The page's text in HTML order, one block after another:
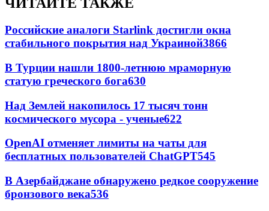
ЧИТАЙТЕ ТАКЖЕ
Российские аналоги Starlink достигли окна
стабильного покрытия над Украиной3866
В Турции нашли 1800-летнюю мраморную
статую греческого бога630
Над Землей накопилось 17 тысяч тонн
космического мусора - ученые622
OpenAI отменяет лимиты на чаты для
бесплатных пользователей ChatGPT545
В Азербайджане обнаружено редкое сооружение
бронзового века536